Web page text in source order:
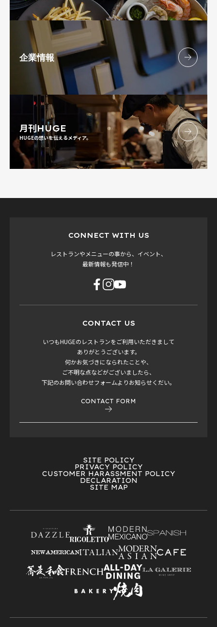
企業情報
月刊HUGE
HUGEの想いを伝えるメディア。
CONNECT WITH US
レストランやメニューの事から、イベント、
最新情報も発信中！
CONTACT US
いつもHUGEのレストランをご利用いただきまして
ありがとうございます。
何かお気づきになられたことや、
ご不明な点などがございましたら、
下記のお問い合わせフォームよりお知らせくだい。
CONTACT FORM
SITE POLICY
PRIVACY POLICY
CUSTOMER HARASSMENT POLICY
DECLARATION
SITE MAP